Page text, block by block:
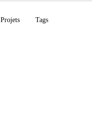
Projets Tags